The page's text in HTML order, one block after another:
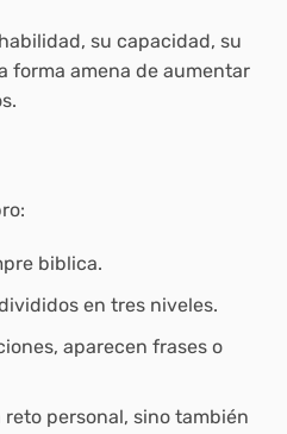
su capacidad, su
forma amena de aumentar
biblica.
en tres niveles.
aparecen frases o
reto personal, sino también